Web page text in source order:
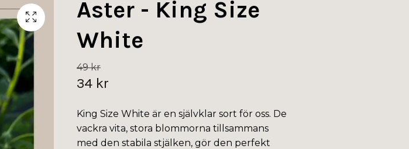
Aster - King Size
White
49 kr
34 kr
King Size White är en självklar sort för oss. De
vackra vita, stora blommorna tillsammans
med den stabila stjälken, gör den perfekt